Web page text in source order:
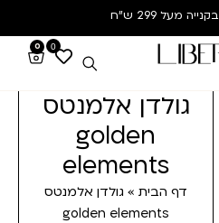
בקנייה מעל 299 ש”ח
0
0
גולדן אלמנטס
golden
elements
דף הבית » גולדן אלמנטס
golden elements